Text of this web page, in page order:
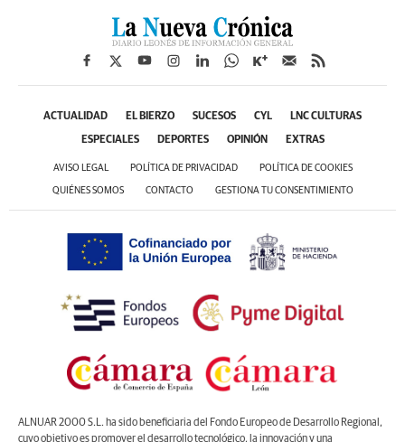
ACTUALIDAD EL BIERZO SUCESOS CYL LNC CULTURAS
ESPECIALES DEPORTES OPINIÓN EXTRAS
AVISO LEGAL POLÍTICA DE PRIVACIDAD POLÍTICA DE COOKIES
QUIÉNES SOMOS CONTACTO GESTIONA TU CONSENTIMIENTO
ALNUAR 2000 S.L. ha sido beneficiaria del Fondo Europeo de Desarrollo Regional,
cuyo objetivo es promover el desarrollo tecnológico, la innovación y una